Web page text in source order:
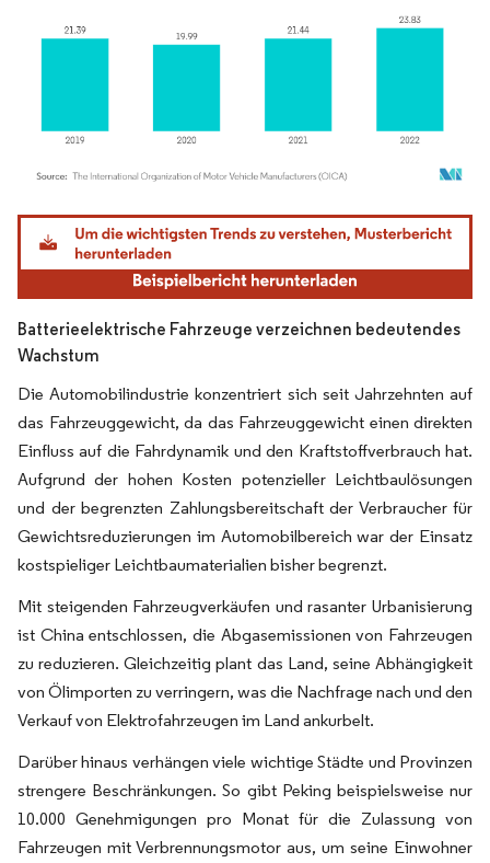
Bild © Mordor Intelligence. Wiederverwendung erfordert Namensnennung gemäß
Batterieelektrische Fahrzeuge verzeichnen bedeutendes
Wachstum
Die Automobilindustrie konzentriert sich seit Jahrzehnten auf
das Fahrzeuggewicht, da das Fahrzeuggewicht einen direkten
Einfluss auf die Fahrdynamik und den Kraftstoffverbrauch hat.
Aufgrund der hohen Kosten potenzieller Leichtbaulösungen
und der begrenzten Zahlungsbereitschaft der Verbraucher für
Gewichtsreduzierungen im Automobilbereich war der Einsatz
kostspieliger Leichtbaumaterialien bisher begrenzt.
Mit steigenden Fahrzeugverkäufen und rasanter Urbanisierung
ist China entschlossen, die Abgasemissionen von Fahrzeugen
zu reduzieren. Gleichzeitig plant das Land, seine Abhängigkeit
von Ölimporten zu verringern, was die Nachfrage nach und den
Verkauf von Elektrofahrzeugen im Land ankurbelt.
Darüber hinaus verhängen viele wichtige Städte und Provinzen
strengere Beschränkungen. So gibt Peking beispielsweise nur
10.000 Genehmigungen pro Monat für die Zulassung von
Fahrzeugen mit Verbrennungsmotor aus, um seine Einwohner